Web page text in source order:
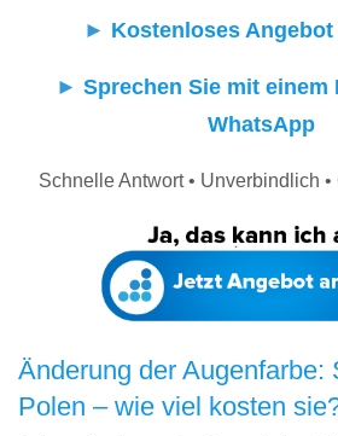
► Kostenloses
► Sprechen Sie mit einem
WhatsApp
Schnelle Antwort • Unverbindlich
Änderung der Augenfarbe:
Polen – wie viel kosten